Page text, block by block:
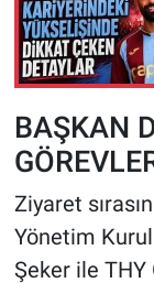
BAŞKAN
Ziyaret
Yönetim
Şeker ile